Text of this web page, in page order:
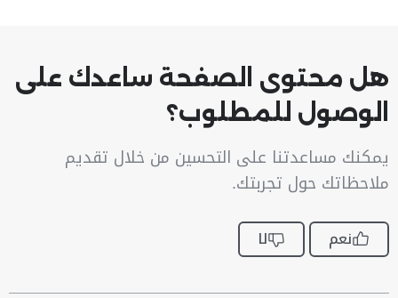
هل محتوى الصفحة ساعدك على
الوصول للمطلوب؟
يمكنك مساعدتنا على التحسين من خلال تقديم
ملاحظاتك حول تجربتك.
نعم لا